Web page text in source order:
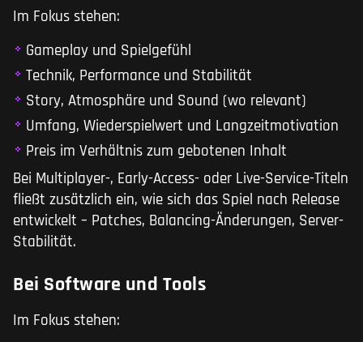
Im Fokus stehen:
Gameplay und Spielgefühl
Technik, Performance und Stabilität
Story, Atmosphäre und Sound (wo relevant)
Umfang, Wiederspielwert und Langzeitmotivation
Preis im Verhältnis zum gebotenen Inhalt
Bei Multiplayer-, Early-Access- oder Live-Service-Titeln
fließt zusätzlich ein, wie sich das Spiel nach Release
entwickelt – Patches, Balancing-Änderungen, Server-
Stabilität.
Bei Software und Tools
Im Fokus stehen: